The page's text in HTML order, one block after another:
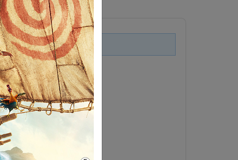
legati a questo evento.